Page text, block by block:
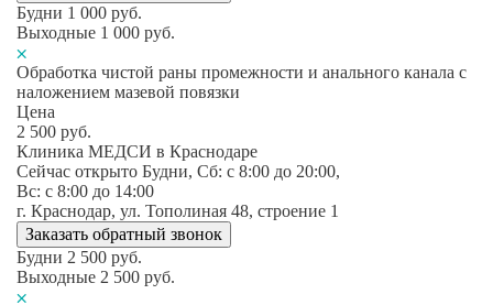
Будни 1 000 руб.
Выходные 1 000 руб.
Обработка чистой раны промежности и анального канала с
наложением мазевой повязки
Цена
2 500 руб.
Клиника МЕДСИ в Краснодаре
Сейчас открыто Будни, Сб: c 8:00 до 20:00,
Вс: c 8:00 до 14:00
г. Краснодар, ул. Тополиная 48, строение 1
Заказать обратный звонок
Будни 2 500 руб.
Выходные 2 500 руб.